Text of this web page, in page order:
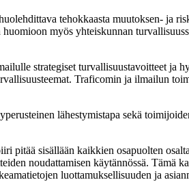
tehokkaasta muutoksen- ja
myös yhteiskunnan
strate­giset turval­lisuus­tavoitteet ja
Traficomin ja ilmailun
lähestymistapa sekä
pitää sisällään kaikkien osapuolten
noudatta­misen käytännössä. Tämä
luottamuksellisuuden ja